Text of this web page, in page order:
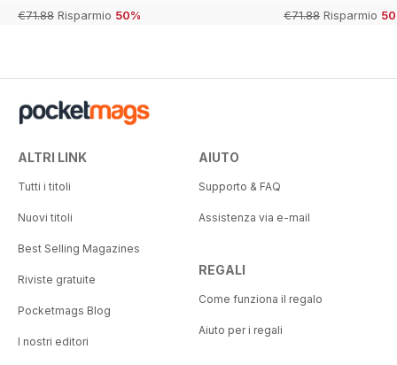
€71.88 Risparmio 50%
€71.88 Risparmio
ALTRI LINK
Tutti i titoli
Nuovi titoli
Best Selling Magazines
Riviste gratuite
Pocketmags Blog
I nostri editori
AIUTO
Supporto & FAQ
Assistenza via e-mail
REGALI
Come funziona il regalo
Aiuto per i regali